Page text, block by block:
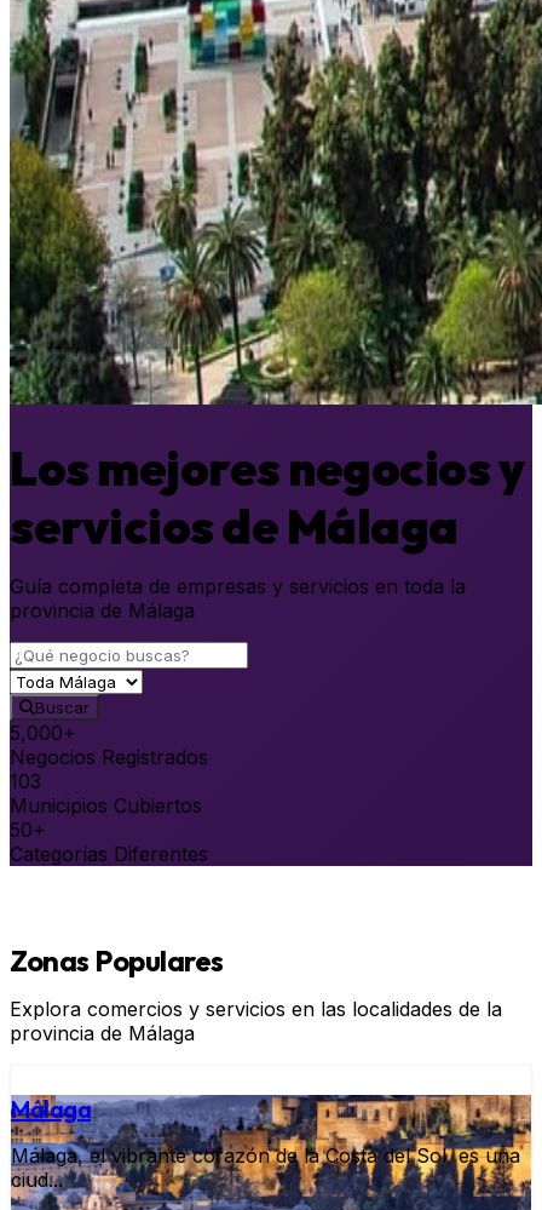
Los mejores negocios y
servicios de Málaga
Guía completa de empresas y servicios en toda la
provincia de Málaga
¿Qué negocio o servicio buscas?
Seleccionar zona / municipio
Buscar
5,000+
Negocios Registrados
103
Municipios Cubiertos
50+
Categorías Diferentes
Zonas Populares
Explora comercios y servicios en las localidades de la
provincia de Málaga
Málaga
Málaga, el vibrante corazón de la Costa del Sol, es una
ciud...